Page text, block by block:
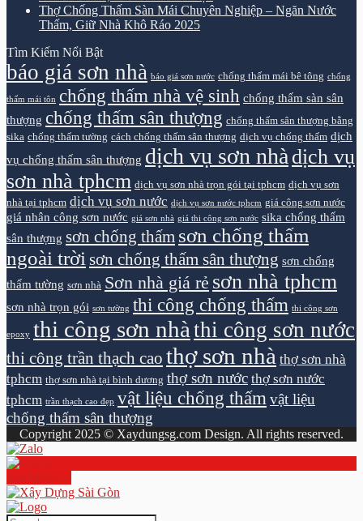
Thợ Chống Thấm Sàn Mái Chuyên Nghiệp – Ngăn Nước
Thấm, Giữ Nhà Khô Ráo 2025
Tìm Kiếm Nổi Bật
báo giá sơn nhà báo giá sơn nước chống thấm mái bê tông chống
thấm mái tôn chống thấm nhà vệ sinh chống thấm sàn sân
thượng chống thấm sân thượng chống thấm sân thượng bằng
sika chống thấm tường cách chống thấm sân thượng dịch vụ chống thấm dịch
vụ chống thấm sân thượng dịch vụ sơn nhà dịch vụ
sơn nhà tphcm dịch vụ sơn nhà trọn gói tại tphcm dịch vụ sơn
nhà tại tphcm dịch vụ sơn nước dịch vụ sơn nước tphcm giá công sơn nước
giá nhân công sơn nước giá sơn nhà giá thi công sơn nước sika chống thấm
sân thượng sơn chống thấm sơn chống thấm
ngoài trời sơn chống thấm sân thượng sơn chống
thấm tường sơn nhà Sơn nhà giá rẻ sơn nhà tphcm
sơn nhà trọn gói sơn tường thi công chống thấm thi công sơn
epoxy thi công sơn nhà thi công sơn nước
thi công trần thạch cao thợ sơn nhà thợ sơn nhà
tphcm thợ sơn nhà tại bình dương thợ sơn nước thợ sơn nước
tphcm trần thạch cao đẹp vật liệu chống thấm vật liệu
chống thấm sân thượng
Copyright 2025 © Xaydungsg.com Design. All rights reserved.